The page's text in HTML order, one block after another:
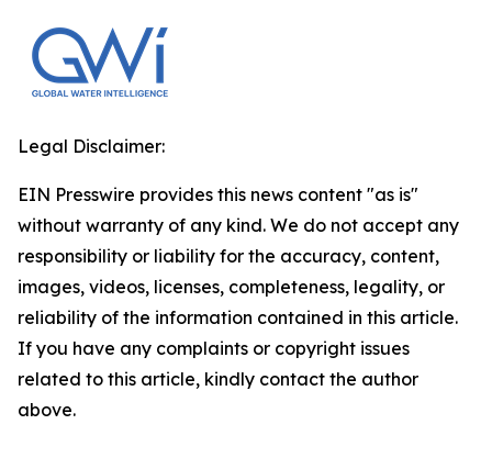
Legal Disclaimer:
EIN Presswire provides this news content "as is"
without warranty of any kind. We do not accept any
responsibility or liability for the accuracy, content,
images, videos, licenses, completeness, legality, or
reliability of the information contained in this article.
If you have any complaints or copyright issues
related to this article, kindly contact the author
above.